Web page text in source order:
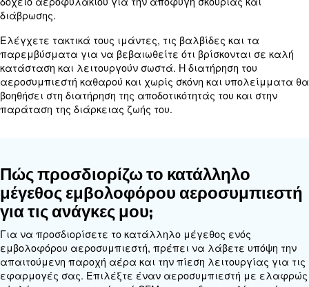
Η συχνότητα αλλαγής λαδιού σε έναν
αεροσυμπιεστή εξαρτάται από τις συστάσεις του
κατασκευαστή και τις συνθήκες λειτουργίας.
πρέπει να αλλάζεται κάθε 500 έως 1000 ώρες
κάθε τρεις μήνες, όποιο από τα δύο συμβεί
Η τακτική αλλαγή λαδιού διασφαλίζει την
είναι επίσης απαραίτητη για τη βέλτιστη
διάρκεια ζωής.
Ποια συντήρηση απαιτείται για
εμβολοφόρους